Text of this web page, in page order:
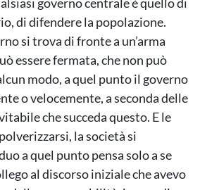
di difendere la popolazione.
si trova di fronte a un’arma
essere fermata, che non può
modo, a quel punto il governo
o velocemente, a seconda delle
che succeda questo. E le
la società si
a quel punto pensa solo a se
al discorso iniziale che avevo